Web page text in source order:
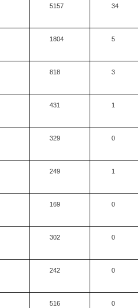
5157 34
1804 5
818 3
431 1
329 0
249 1
169 0
302 0
242 0
516 0